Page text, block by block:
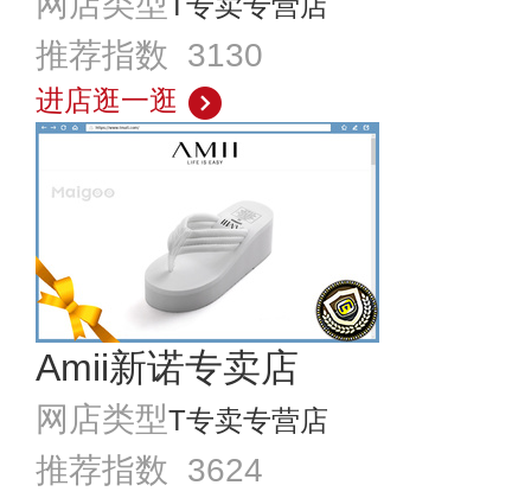
推荐指数 3130
进店逛一逛
Amii新诺专卖店
网店类型T专卖专营店
推荐指数 3624